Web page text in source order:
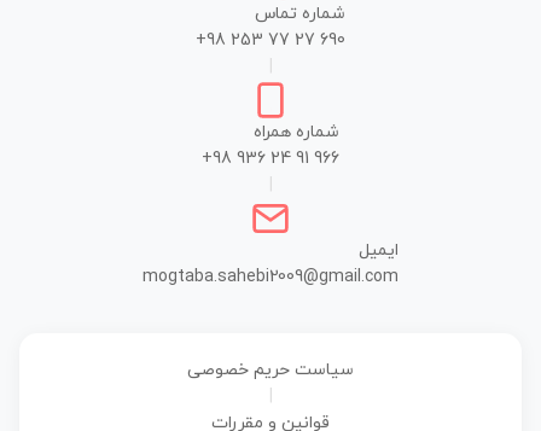
شماره تماس
+98 253 77 27 690
شماره همراه
+98 936 24 91 966
ایمیل
mogtaba.sahebi2009@gmail.com
سیاست حریم خصوصی
قوانین و مقررات